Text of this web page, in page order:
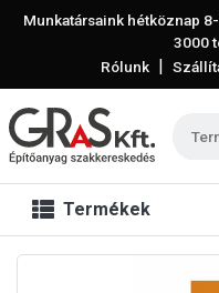
Munkatársaink hétköznap
3000
Rólunk |
Termékek